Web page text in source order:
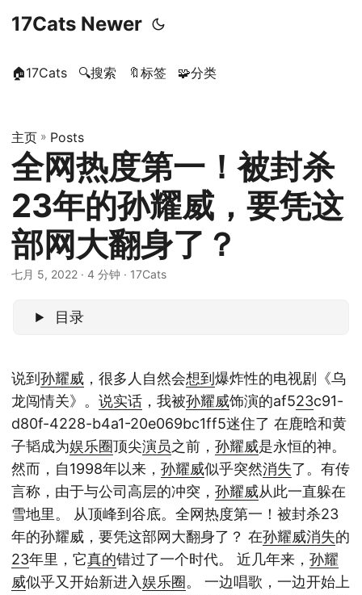
17Cats Newer
🏠17Cats 🔍搜索 🔖标签 🧩分类
主页 » Posts
全网热度第一！被封杀
23年的孙耀威，要凭这
部网大翻身了？
七月 5, 2022 · 4 分钟 · 17Cats
目录
说到 孙耀威 ，很多人自然会想到 爆炸性的电视剧《乌
龙闯情关》。 说实话 ，我被孙耀威饰演的af523c91-
d80f-4228-b4a1-20e069bc1ff5迷住了 在鹿晗和黄
子韬成为娱乐圈顶尖演员之前， 孙耀威是永恒的神。
然而，自1998年以来， 孙耀威似乎突然消失了。有传
言称，由于与公司高层的冲突， 孙耀威从此一直躲在
雪地里。 从顶峰到谷底。全网热度第一！被封杀23
年的孙耀威，要凭这部网大翻身了？ 在孙耀威消失的
23年里，它真的错过了一个时代。 近几年来， 孙耀
威似乎又开始新进入娱乐圈。 一边唱歌，一边开始上